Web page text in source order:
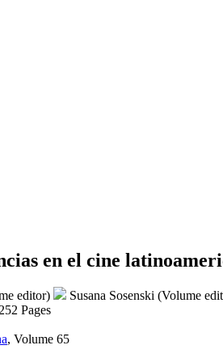
en el cine
editor)
Susana Sosenski (Volume
Pages
, Volume 65